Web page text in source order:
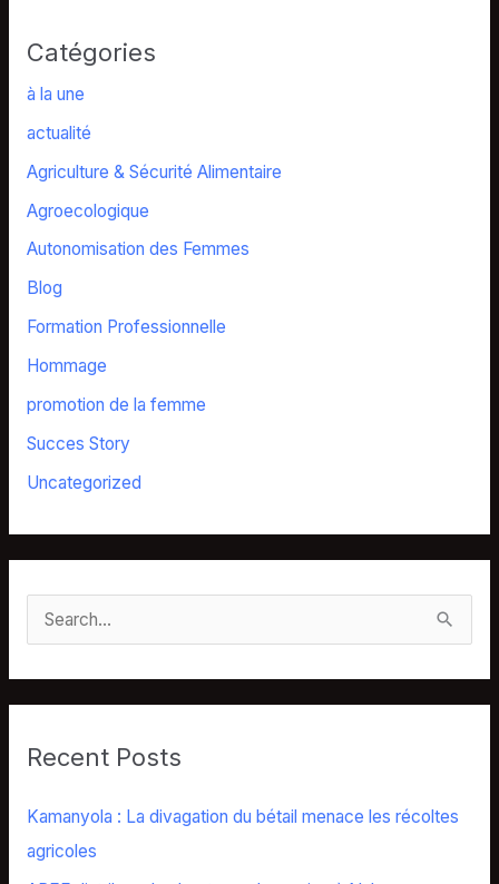
Catégories
à la une
actualité
Agriculture & Sécurité Alimentaire
Agroecologique
Autonomisation des Femmes
Blog
Formation Professionnelle
Hommage
promotion de la femme
Succes Story
Uncategorized
c
Recent Posts
Kamanyola : La divagation du bétail menace les récoltes
agricoles